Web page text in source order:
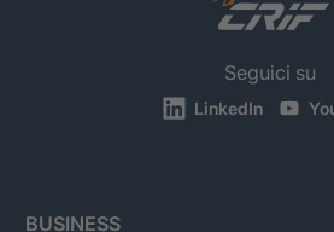
Seguici su
LinkedIn
BUSINESS